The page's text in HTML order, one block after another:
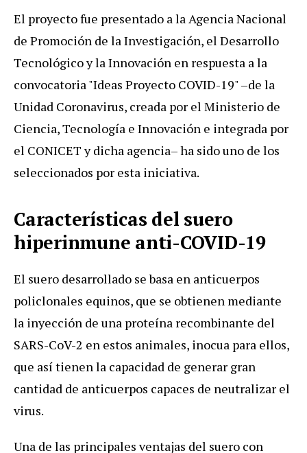
El proyecto fue presentado a la Agencia Nacional
de Promoción de la Investigación, el Desarrollo
Tecnológico y la Innovación en respuesta a la
convocatoria "Ideas Proyecto COVID-19" –de la
Unidad Coronavirus, creada por el Ministerio de
Ciencia, Tecnología e Innovación e integrada por
el CONICET y dicha agencia– ha sido uno de los
seleccionados por esta iniciativa.
Características del suero
hiperinmune anti-COVID-19
El suero desarrollado se basa en anticuerpos
policlonales equinos, que se obtienen mediante
la inyección de una proteína recombinante del
SARS-CoV-2 en estos animales, inocua para ellos,
que así tienen la capacidad de generar gran
cantidad de anticuerpos capaces de neutralizar el
virus.
Una de las principales ventajas del suero con